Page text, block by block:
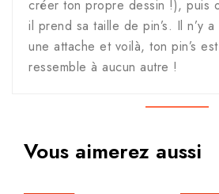
créer ton propre dessin !), puis
il prend sa taille de pin’s. Il n’y
une attache et voilà, ton pin’s
ressemble à aucun autre !
Vous aimerez aussi